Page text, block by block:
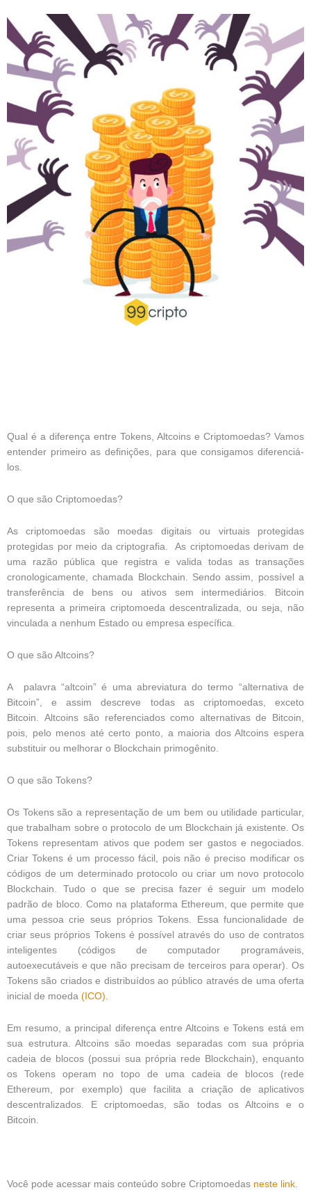
Qual é a diferença entre Tokens, Altcoins e Criptomoedas? Vamos
entender primeiro as definições, para que consigamos diferenciá-
los.
O que são Criptomoedas?
As criptomoedas são moedas digitais ou virtuais protegidas
protegidas por meio da criptografia. As criptomoedas derivam de
uma razão pública que registra e valida todas as transações
cronologicamente, chamada Blockchain. Sendo assim, possível a
transferência de bens ou ativos sem intermediários. Bitcoin
representa a primeira criptomoeda descentralizada, ou seja, não
vinculada a nenhum Estado ou empresa específica.
O que são Altcoins?
A palavra “altcoin” é uma abreviatura do termo “alternativa de
Bitcoin”, e assim descreve todas as criptomoedas, exceto
Bitcoin. Altcoins são referenciados como alternativas de Bitcoin,
pois, pelo menos até certo ponto, a maioria dos Altcoins espera
substituir ou melhorar o Blockchain primogênito.
O que são Tokens?
Os Tokens são a representação de um bem ou utilidade particular,
que trabalham sobre o protocolo de um Blockchain já existente. Os
Tokens representam ativos que podem ser gastos e negociados.
Criar Tokens é um processo fácil, pois não é preciso modificar os
códigos de um determinado protocolo ou criar um novo protocolo
Blockchain. Tudo o que se precisa fazer é seguir um modelo
padrão de bloco. Como na plataforma Ethereum, que permite que
uma pessoa crie seus próprios Tokens. Essa funcionalidade de
criar seus próprios Tokens é possível através do uso de contratos
inteligentes (códigos de computador programáveis,
autoexecutáveis ​​e que não precisam de terceiros para operar). Os
Tokens são criados e distribuídos ao público através de uma oferta
inicial de moeda (ICO).
Em resumo, a principal diferença entre Altcoins e Tokens está em
sua estrutura. Altcoins são moedas separadas com sua própria
cadeia de blocos (possui sua própria rede Blockchain), enquanto
os Tokens operam no topo de uma cadeia de blocos (rede
Ethereum, por exemplo) que facilita a criação de aplicativos
descentralizados. E criptomoedas, são todas os Altcoins e o
Bitcoin.
Você pode acessar mais conteúdo sobre Criptomoedas neste link